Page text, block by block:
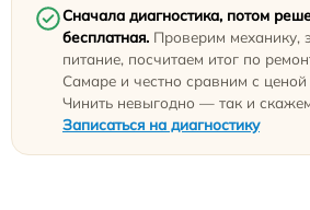
Сначала диагностика, потом
бесплатная. Проверим механику,
питание, посчитаем итог по
Самаре и честно сравним с
Чинить невыгодно — так и
Записаться на диагностику